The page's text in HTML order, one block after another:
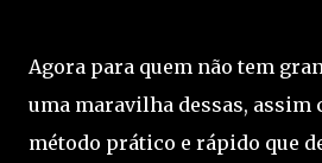
Agora para quem não tem
uma maravilha dessas, assim
método prático e rápido que